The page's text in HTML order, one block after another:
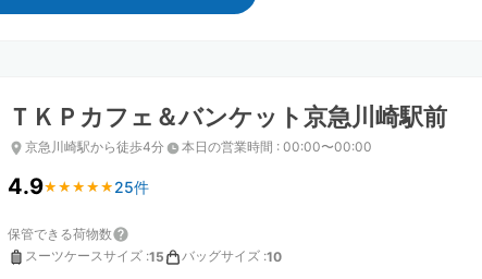
ＴＫＰカフェ＆バンケット京急川崎駅前
京急川崎駅から徒歩4分 本日の営業時間 : 00:00〜00:00
4.9★ ★ ★ ★ ★
★ ★ ★ ★ ★ 25件
保管できる荷物数
スーツケースサイズ :15 バッグサイズ :10